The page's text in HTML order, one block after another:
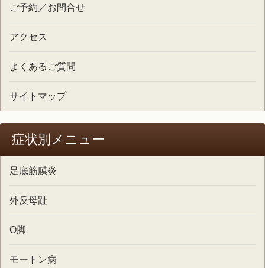
ご予約／お問合せ
アクセス
よくあるご質問
サイトマップ
症状別メニュー
足底筋膜炎
外反母趾
O脚
モートン病